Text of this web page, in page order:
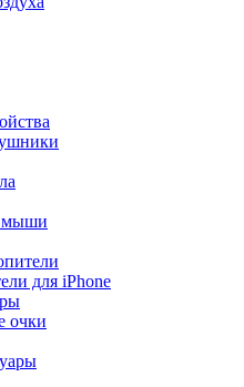
мыши
для iPhone
очки